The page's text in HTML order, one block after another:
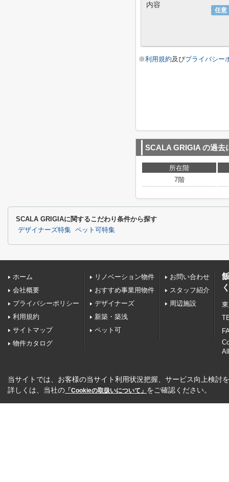
任意
内容
※利用規約及びプライバシー
SCALA GRIGIA の過去
所在階
7階
SCALA GRIGIAに関するこだわり条件から探す
デザイナーズ特集 ペット可特集
ホーム
会社概要
プライバシーポリシー
利用規約
サイトマップ
物件カタログ
リノベーション物件
おすすめ事業用物件
デザイナーズ
新築・築浅
ペット可
お問い合わせ
スタッフ紹介
周辺施設
当サイトでは、お客様の当サイト利用状況把握、サービス向上検討
詳しくは、当社の 「Cookieの取扱いについて」 をご確認ください。